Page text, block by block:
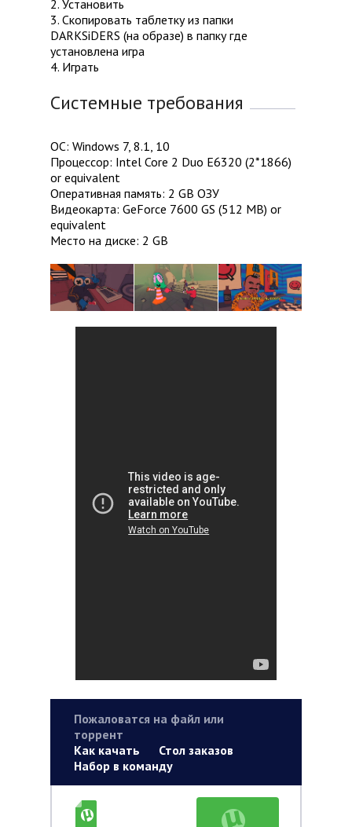
2. Установить
3. Скопировать таблетку из папки
DARKSiDERS (на образе) в папку где
установлена игра
4. Играть
Системные требования
ОС: Windows 7, 8.1, 10
Процессор: Intel Core 2 Duo E6320 (2*1866)
or equivalent
Оперативная память: 2 GB ОЗУ
Видеокарта: GeForce 7600 GS (512 MB) or
equivalent
Место на диске: 2 GB
Пожаловатся на файл или
торрент
Как качать
Стол заказов
Набор в команду